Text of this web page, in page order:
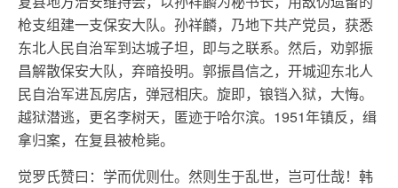
枪支组建一支保安大队。孙祥麟，乃地下共产党员，获悉
东北人民自治军到达城子坦，即与之联系。然后，劝郭振
昌解散保安大队，弃暗投明。郭振昌信之，开城迎东北人
民自治军进瓦房店，弹冠相庆。旋即，锒铛入狱，大悔。
越狱潜逃，更名李树天，匿迹于哈尔滨。1951年镇反，缉
拿归案，在复县被枪毙。
觉罗氏赞曰：学而优则仕。然则生于乱世，岂可仕哉！韩